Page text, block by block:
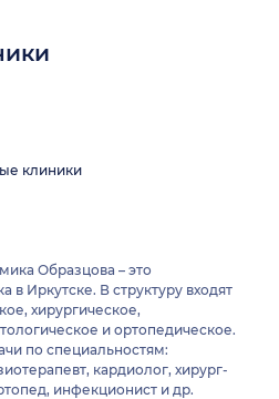
клиники
Образцова – это
в Иркутске. В структуру входят
хирургическое,
и ортопедическое.
по специальностям:
кардиолог, хирург-
инфекционист и др.